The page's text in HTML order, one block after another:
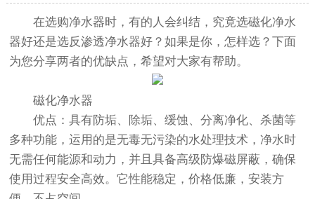
在选购净水器时，有的人会纠结，究竟选磁化净水
器好还是选反渗透净水器好？如果是你，怎样选？下面
为您分享两者的优缺点，希望对大家有帮助。
磁化净水器
优点：具有防垢、除垢、缓蚀、分离净化、杀菌等
多种功能，运用的是无毒无污染的水处理技术，净水时
无需任何能源和动力，并且具备高级防爆磁屏蔽，确保
使用过程安全高效。它性能稳定，价格低廉，安装方